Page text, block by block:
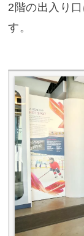
2階の出入り
す。